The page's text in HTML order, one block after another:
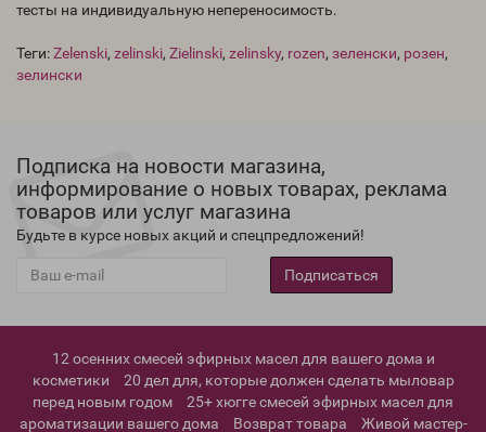
тесты на индивидуальную непереносимость.
Теги:Zelenski, zelinski, Zielinski, zelinsky, rozen, зеленски, розен,
зелински
Подписка на новости магазина,
информирование о новых товарах, реклама
товаров или услуг магазина
Будьте в курсе новых акций и спецпредложений!
Подписаться
12 осенних смесей эфирных масел для вашего дома и
косметики
20 дел для, которые должен сделать мыловар
перед новым годом
25+ хюгге смесей эфирных масел для
ароматизации вашего дома
Возврат товара Живой мастер-